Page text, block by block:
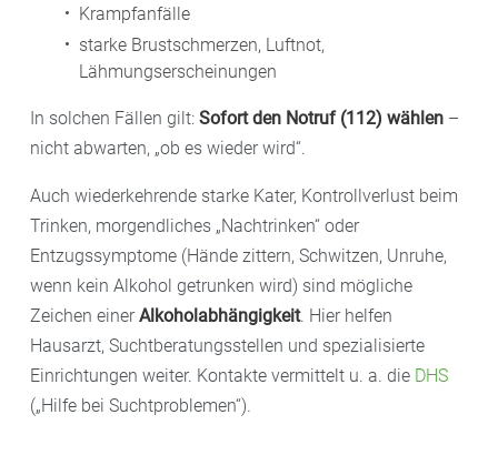
Krampfanfälle
starke Brustschmerzen, Luftnot,
Lähmungserscheinungen
In solchen Fällen gilt: Sofort den Notruf (112) wählen –
nicht abwarten, „ob es wieder wird“.
Auch wiederkehrende starke Kater, Kontrollverlust beim
Trinken, morgendliches „Nachtrinken“ oder
Entzugssymptome (Hände zittern, Schwitzen, Unruhe,
wenn kein Alkohol getrunken wird) sind mögliche
Zeichen einer Alkoholabhängigkeit. Hier helfen
Hausarzt, Suchtberatungsstellen und spezialisierte
Einrichtungen weiter. Kontakte vermittelt u. a. die DHS
(„Hilfe bei Suchtproblemen“).